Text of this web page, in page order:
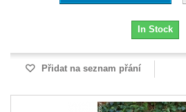
In Stock
Přidat na seznam přání